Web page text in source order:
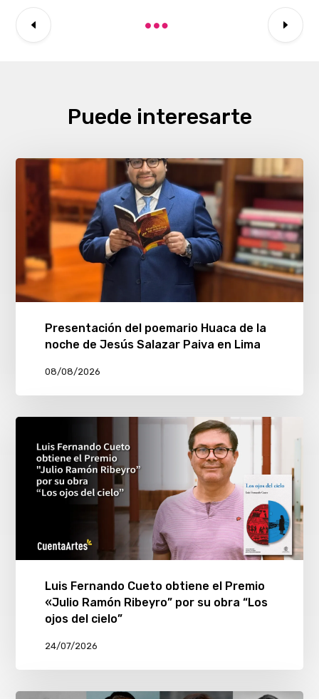
Puede interesarte
Presentación del poemario Huaca de la
noche de Jesús Salazar Paiva en Lima
08/08/2026
Luis Fernando Cueto obtiene el Premio
«Julio Ramón Ribeyro” por su obra “Los
ojos del cielo”
24/07/2026